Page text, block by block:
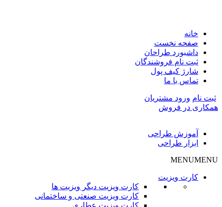
خانه
صفحه نخست
داشبورد طراحان
ثبت نام فروشندگان
شارژ کیف پول
تماس با ما
ثبت نام ورود مشتریان
همکاری در فروش
آموزش طراحی
ابزار طراحی
MENUMENU
کارت ویزیت
کارت ویزیت دیگر ویزیت ها
کارت ویزیت صنعتی و ساختمانی
کارت ویزیت عطاری